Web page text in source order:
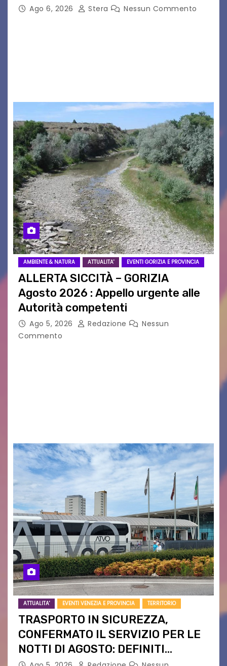
Ago 6, 2026 Stera Nessun Commento
AMBIENTE & NATURA ATTUALITA' EVENTI GORIZIA E PROVINCIA
ALLERTA SICCITÀ – GORIZIA
Agosto 2026 : Appello urgente alle
Autorità competenti
Ago 5, 2026 Redazione
Nessun
Commento
ATTUALITA' EVENTI VENEZIA E PROVINCIA TERRITORIO
TRASPORTO IN SICUREZZA,
CONFERMATO IL SERVIZIO PER LE
NOTTI DI AGOSTO: DEFINITI